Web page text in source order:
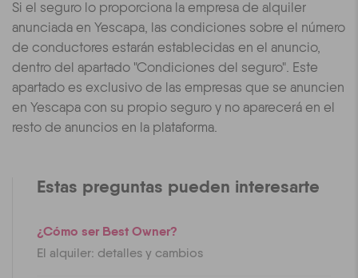
Si el seguro lo proporciona la empresa de alquiler
anunciada en Yescapa, las condiciones sobre el número
de conductores estarán establecidas en el anuncio,
dentro del apartado "Condiciones del seguro". Este
apartado es exclusivo de las empresas que se anuncien
en Yescapa con su propio seguro y no aparecerá en el
resto de anuncios en la plataforma.
Estas preguntas pueden interesarte
¿Cómo ser Best Owner?
El alquiler: detalles y cambios